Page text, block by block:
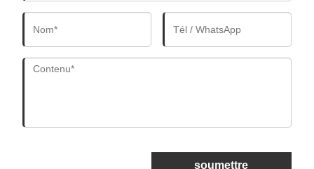
soumettre